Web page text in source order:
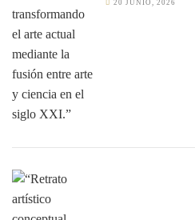
20 JUNIO, 2026